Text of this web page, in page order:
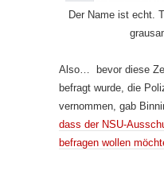
Der Name ist echt.
Also… bevor diese
befragt wurde, die
vernommen, gab
dass der NSU-
befragen wollen